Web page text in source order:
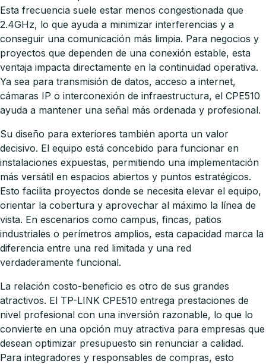
Esta frecuencia suele estar menos congestionada que
2.4GHz, lo que ayuda a minimizar interferencias y a
conseguir una comunicación más limpia. Para negocios y
proyectos que dependen de una conexión estable, esta
ventaja impacta directamente en la continuidad operativa.
Ya sea para transmisión de datos, acceso a internet,
cámaras IP o interconexión de infraestructura, el CPE510
ayuda a mantener una señal más ordenada y profesional.
Su diseño para exteriores también aporta un valor
decisivo. El equipo está concebido para funcionar en
instalaciones expuestas, permitiendo una implementación
más versátil en espacios abiertos y puntos estratégicos.
Esto facilita proyectos donde se necesita elevar el equipo,
orientar la cobertura y aprovechar al máximo la línea de
vista. En escenarios como campus, fincas, patios
industriales o perímetros amplios, esta capacidad marca la
diferencia entre una red limitada y una red
verdaderamente funcional.
La relación costo-beneficio es otro de sus grandes
atractivos. El TP-LINK CPE510 entrega prestaciones de
nivel profesional con una inversión razonable, lo que lo
convierte en una opción muy atractiva para empresas que
desean optimizar presupuesto sin renunciar a calidad.
Para integradores y responsables de compras, esto